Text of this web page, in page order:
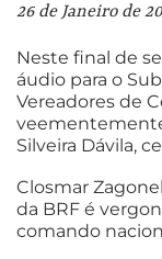
26 de Janeiro de
Neste final de
áudio para o
Vereadores de
Silveira Dávila,
Closmar
da BRF é
comando